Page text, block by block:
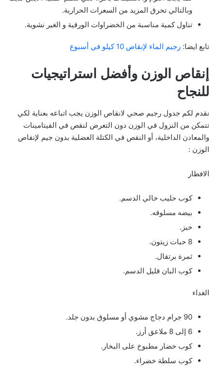
وبالتالي تحرق المزيد من السعرات الحرارية.
تناول كمية مناسبة من الخضراوات الورقية و الغير نشوية.
تابع ايضا: رجيم الماء لإنقاص 10 كيلو في أسبوع
إنقاص الوزن وأفضل استراتيجيات
للنجاح
نقدم لكم جدول رجيم صحي لانقاص الوزن يجب اتباعه بعناية لكي
تتمكن من النزول في الوزن دون التعرض لنقص في الفيتامينات
والمعادن الداخلية، أو النقص في الكتلة العضلية بدون جيم لإنقاص
الوزن :
الافطار
كوب حليب خالي الدسم.
بيضه مسلوقه.
خبز.
8 حبات زيتون.
ثمرة برتقال.
كوب البان قليل الدسم.
الغداء
90 جرام دجاج مشوي أو مسلوق بدون جلد.
6 إلى 8 ملاعق أرز.
كوب خضار مطبوخ على البخار.
كوب سلطة خضراء.